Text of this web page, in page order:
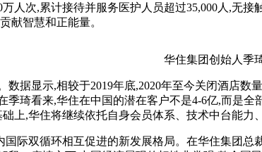
次,累计接待并服务医护人员超过35,000人,无接
献智慧和正能量。
华住集团创始人季
显示,相较于2019年底,2020年至今关闭酒店数
琦看来,华住在中国的潜在客户不是4-6亿,而是
上,华住将继续依托自身会员体系、技术中台能
双循环相互促进的新发展格局。在华住集团总